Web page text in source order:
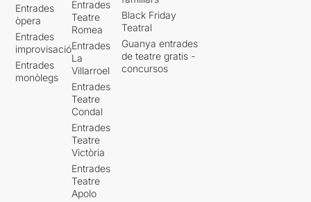
Entrades
òpera
Entrades
improvisació
Entrades
monòlegs
Entrades
Teatre
Romea
Entrades
La
Villarroel
Entrades
Teatre
Condal
Entrades
Teatre
Victòria
Entrades
Teatre
Apolo
Black Friday
Teatral
Guanya entrades
de teatre gratis -
concursos